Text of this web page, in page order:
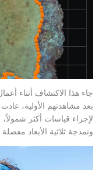
جاء هذا الاكتشاف أثناء
بعد مشاهدتهم الأولية، عادت
لإجراء قياسات أكثر شمولاً،
ونمذجة ثلاثية الأبعاد مفصلة